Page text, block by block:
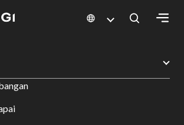
dan Belanja Direktori Toko Shop Detail